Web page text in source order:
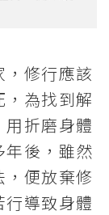
修行應該
為找到解
折磨身體
後，雖然
便放棄修
導致身體